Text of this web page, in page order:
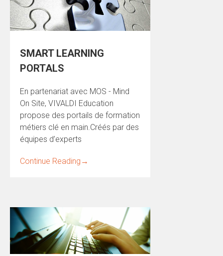
SMART LEARNING
PORTALS
En partenariat avec MOS - Mind
On Site, VIVALDI Education
propose des portails de formation
métiers clé en main.Créés par des
équipes d’experts
Continue Reading →